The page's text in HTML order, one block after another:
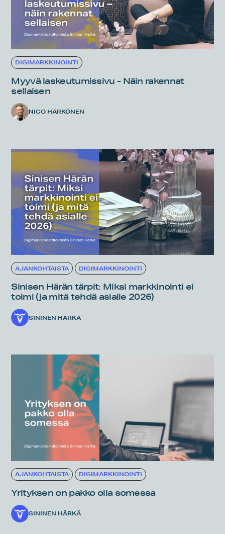
DIGIMARKKINOINTI
Myyvä laskeutumissivu - Näin rakennat
sellaisen
NICO HÄRKÖNEN
AJANKOHTAISTA DIGIMARKKINOINTI
Sinisen Härän tärpit: Miksi markkinointi ei
toimi (ja mitä tehdä asialle 2026)
SININEN HÄRKÄ
AJANKOHTAISTA DIGIMARKKINOINTI
Yrityksen on pakko olla somessa
SININEN HÄRKÄ